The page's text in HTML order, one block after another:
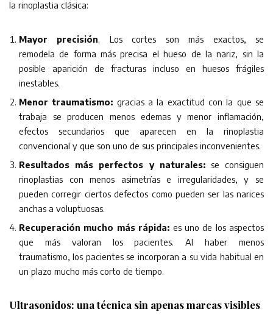
la rinoplastia clásica:
Mayor precisión. Los cortes son más exactos, se
remodela de forma más precisa el hueso de la nariz, sin la
posible aparición de fracturas incluso en huesos frágiles
inestables.
Menor traumatismo: gracias a la exactitud con la que se
trabaja se producen menos edemas y menor inflamación,
efectos secundarios que aparecen en la rinoplastia
convencional y que son uno de sus principales inconvenientes.
Resultados más perfectos y naturales: se consiguen
rinoplastias con menos asimetrías e irregularidades, y se
pueden corregir ciertos defectos como pueden ser las narices
anchas a voluptuosas.
Recuperación mucho más rápida: es uno de los aspectos
que más valoran los pacientes. Al haber menos
traumatismo, los pacientes se incorporan a su vida habitual en
un plazo mucho más corto de tiempo.
Ultrasonidos: una técnica sin apenas marcas visibles